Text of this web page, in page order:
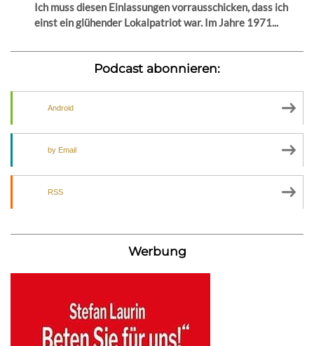
Ich muss diesen Einlassungen vorrausschicken, dass ich
einst ein glühender Lokalpatriot war. Im Jahre 1971...
Podcast abonnieren:
Android
by Email
RSS
Werbung